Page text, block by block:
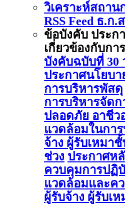
วิเคราะห์สถา
RSS Feed ธ.ก.
ข้อบังคับ ประก
เกี่ยวข้องกับกา
บังคับฉบับที่ 30
ประกาศนโยบ
การบริหารพัสดุ
การบริหารจัด
ปลอดภัย อาชีว
แวดล้อมในกา
จ้าง ผู้รับเหมา
ช่วง ประกาศห
ควบคุมการปฏิ
แวดล้อมและค
ผู้รับจ้าง ผู้รับเ